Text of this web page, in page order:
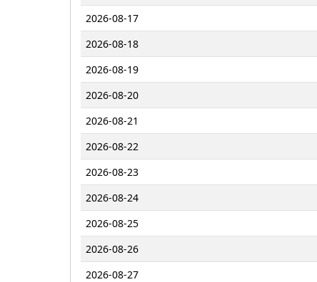
2026-08-17
2026-08-18
2026-08-19
2026-08-20
2026-08-21
2026-08-22
2026-08-23
2026-08-24
2026-08-25
2026-08-26
2026-08-27